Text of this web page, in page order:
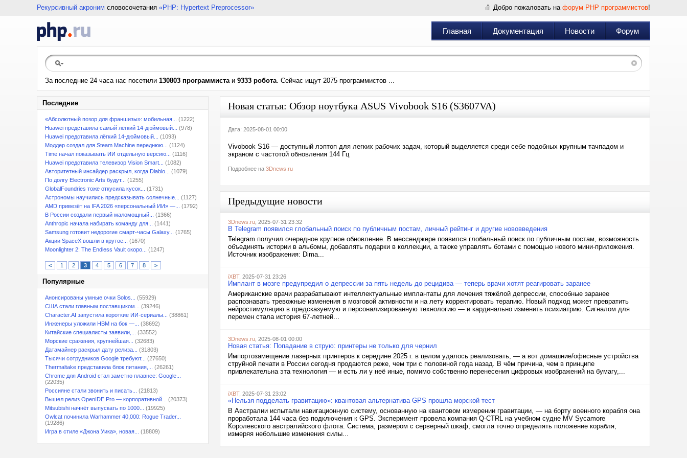
Рекурсивный акроним словосочетания «PHP: Hypertext Preprocessor» Добро пожаловать на форум PHP программистов!
Главная Документация Новости Форум
За последние 24 часа нас посетили 130803 программистаи 9333 робота. Сейчас ищут 2075 программистов ...
Последние
«Абсолютный позор для франшизы»: мобильная...
(1222)
Huawei представила самый лёгкий 14-дюймовый...
(978)
Huawei представила лёгкий 14-дюймовый...
(1093)
Моддер создал для Steam Machine переднюю...
(1124)
Time начал показывать ИИ отдельную версию...
(1116)
Huawei представила телевизор Vision Smart...
(1082)
Авторитетный инсайдер раскрыл, когда Diablo...
(1079)
По долгу Electronic Arts будут...
(1255)
GlobalFoundries тоже откусила кусок...
(1731)
Астрономы научились предсказывать солнечные...
(1127)
AMD привезёт на IFA 2026 «персональный ИИ» —...
(1792)
В России создали первый маломощный...
(1366)
Anthropic начала набирать команду для...
(1441)
Samsung готовит недорогие смарт-часы Galaxy...
(1765)
Акции SpaceX вошли в крутое...
(1670)
Moonlighter 2: The Endless Vault скоро...
(1247)
< 1 2 3 4 5 6 7 8 >
Популярные
Анонсированы умные очки Solos...
(55929)
США стали главным поставщиком...
(39246)
Character.AI запустила короткие ИИ-сериалы...
(38861)
Инженеры уложили HBM на бок —...
(38692)
Китайские специалисты заявили,...
(33552)
Морские сражения, крупнейшая...
(32683)
Датамайнер раскрыл дату релиза...
(31803)
Тысячи сотрудников Google требуют...
(27650)
Thermaltake представила блок питания,...
(26261)
Chrome для Android стал заметно плавнее: Google...
(22035)
Россияне стали звонить и писать...
(21813)
Вышел релиз OpenIDE Pro — корпоративной...
(20373)
Mitsubishi начнёт выпускать по 1000...
(19925)
Owlcat починила Warhammer 40,000: Rogue Trader...
(19286)
Игра в стиле «Джона Уика», новая...
(18809)
Новая статья: Обзор ноутбука ASUS Vivobook S16 (S3607VA)
Дата: 2025-08-01 00:00
Vivobook S16 — доступный лэптоп для легких рабочих задач, который выделяется среди себе подобных крупным тачпадом и
экраном с частотой обновления 144 Гц
Подробнее на 3Dnews.ru
Предыдущие новости
3Dnews.ru , 2025-07-31 23:32
В Telegram появился глобальный поиск по публичным постам, личный рейтинг и другие нововведения
Telegram получил очередное крупное обновление. В мессенджере появился глобальный поиск по публичным постам, возможность
объединять истории в альбомы, добавлять подарки в коллекции, а также управлять ботами с помощью нового мини-приложения.
Источник изображения: Dima...
iXBT, 2025-07-31 23:26
Имплант в мозге предупредил о депрессии за пять недель до рецидива — теперь врачи хотят реагировать заранее
Американские врачи разрабатывают интеллектуальные имплантаты для лечения тяжёлой депрессии, способные заранее
распознавать тревожные изменения в мозговой активности и на лету корректировать терапию. Новый подход может превратить
нейростимуляцию в предсказуемую и персонализированную технологию — и кардинально изменить психиатрию. Сигналом для
перемен стала история 67-летней...
3Dnews.ru , 2025-08-01 00:00
Новая статья: Попадание в струю: принтеры не только для чернил
Импортозамещение лазерных принтеров к середине 2025 г. в целом удалось реализовать, — а вот домашние/офисные устройства
струйной печати в России сегодня продаются реже, чем три с половиной года назад. В чём причина, чем в принципе
привлекательна эта технология — и есть ли у неё иные, помимо собственно перенесения цифровых изображений на бумагу,...
iXBT, 2025-07-31 23:02
«Нельзя подделать гравитацию»: квантовая альтернатива GPS прошла морской тест
В Австралии испытали навигационную систему, основанную на квантовом измерении гравитации, — на борту военного корабля она
проработала 144 часа без подключения к GPS. Эксперимент провела компания Q-CTRL на учебном судне MV Sycamore
Королевского австралийского флота. Система, размером с серверный шкаф, смогла точно определять положение корабля,
измеряя небольшие изменения силы...